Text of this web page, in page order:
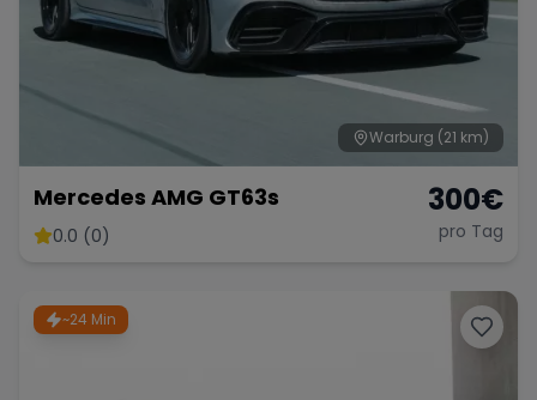
Warburg (21 km)
Mercedes AMG GT63s
0.0 (0)
300€
pro Tag
~24 Min